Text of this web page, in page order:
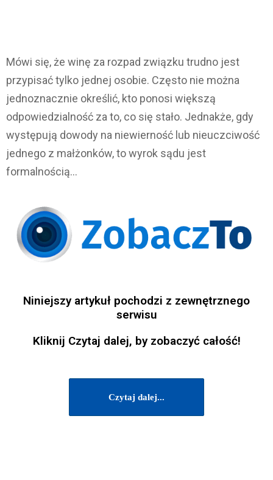
Mówi się, że winę za rozpad związku trudno jest
przypisać tylko jednej osobie. Często nie można
jednoznacznie określić, kto ponosi większą
odpowiedzialność za to, co się stało. Jednakże, gdy
występują dowody na niewierność lub nieuczciwość
jednego z małżonków, to wyrok sądu jest
formalnością…
Niniejszy artykuł pochodzi z zewnętrznego
serwisu
Kliknij Czytaj dalej, by zobaczyć całość!
Czytaj dalej...